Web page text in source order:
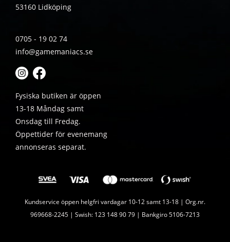
53160 Lidköping
0705 - 19 02 74
info@gamemaniacs.se
Fysiska butiken är öppen
13-18 Måndag samt
Onsdag till Fredag.
Öppettider för evenemang
annonseras separat.
Kundservice öppen helgfri vardagar 10-12 samt 13-18 | Org.nr.
969668-2245 | Swish: 123 148 90 79 | Bankgiro 5106-7213